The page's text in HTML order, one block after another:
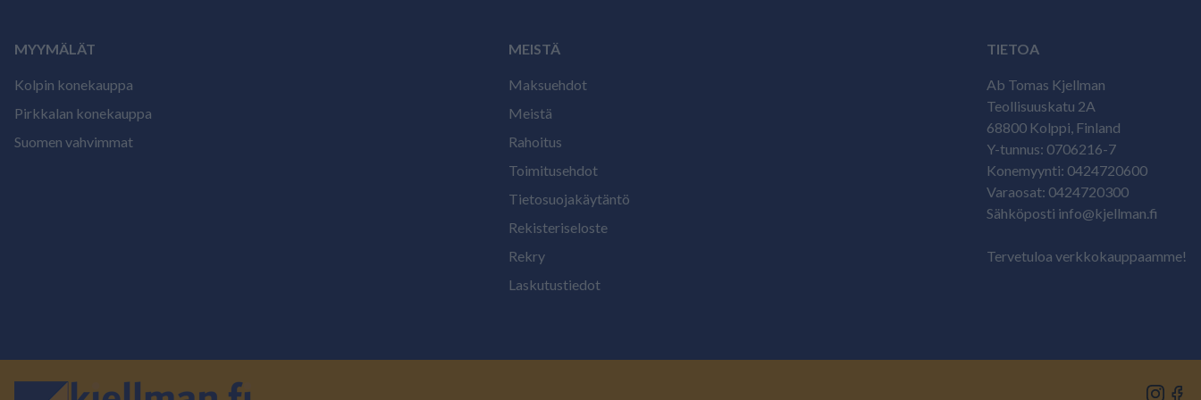
MYYMÄLÄT
Kolpin konekauppa
Pirkkalan konekauppa
Suomen vahvimmat
MEISTÄ
Maksuehdot
Meistä
Rahoitus
Toimitusehdot
Tietosuojakäytäntö
Rekisteriseloste
Rekry
Laskutustiedot
TIETOA
Ab Tomas Kjellman
Teollisuuskatu 2A
68800 Kolppi, Finland
Y-tunnus: 0706216-7
Konemyynti: 0424720600
Varaosat: 0424720300
Sähköposti info@kjellman.fi
Tervetuloa verkkokauppaamme!